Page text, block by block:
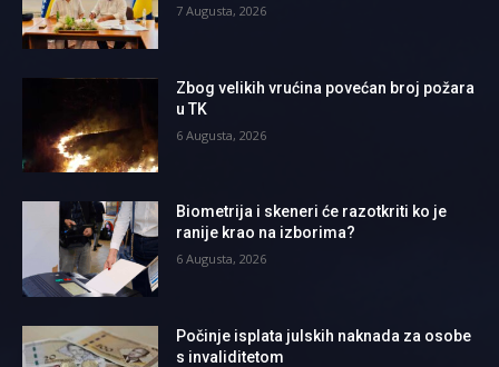
7 Augusta, 2026
Zbog velikih vrućina povećan broj požara
u TK
6 Augusta, 2026
Biometrija i skeneri će razotkriti ko je
ranije krao na izborima?
6 Augusta, 2026
Počinje isplata julskih naknada za osobe
s invaliditetom